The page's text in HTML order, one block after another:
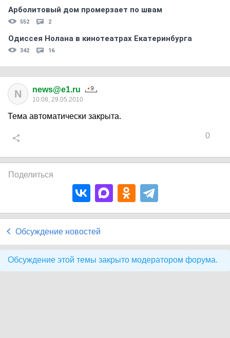
Арболитовый дом промерзает по швам
552 2
Одиссея Нолана в кинотеатрах Екатеринбурга
342 16
N news@e1.ru
10:08, 29.05.2010
Тема автоматически закрыта.
0
Поделиться
Обсуждение новостей
Обсуждение этой темы закрыто модератором форума.